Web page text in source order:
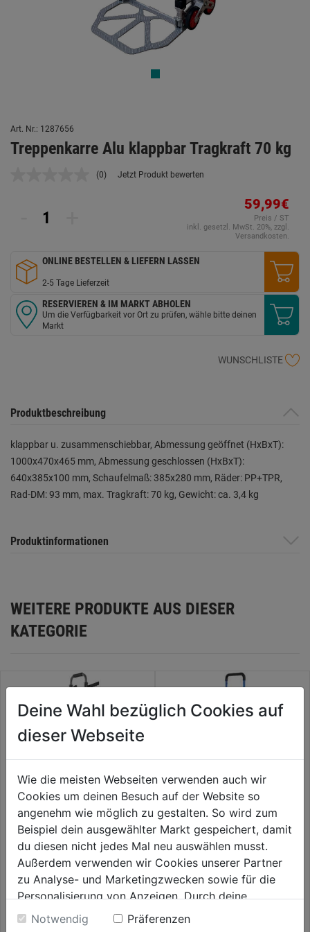
Art. Nr.: 1287656
Treppenkarre Alu klappbar Tragkraft 70 kg
Kein
(0) Jetzt Produkt bewerten
59,99€
Preis / ST
inkl. gesetzl. MwSt. 20%, zzgl.
Versandkosten.
ONLINE BESTELLEN & LIEFERN LASSEN
2-5 Tage Lieferzeit
RESERVIEREN & IM MARKT ABHOLEN
Um die Verfügbarkeit vor Ort zu prüfen, wähle bitte deinen
Markt
WUNSCHLISTE
Produktbeschreibung
klappbar u. zusammenschiebbar, Abmessung geöffnet (HxBxT):
1000x470x465 mm, Abmessung geschlossen (HxBxT):
640x385x100 mm, Schaufelmaß: 385x280 mm, Räder: PP+TPR,
Rad-DM: 93 mm, max. Tragkraft: 70 kg, Gewicht: ca. 3,4 kg
Produktinformationen
WEITERE PRODUKTE AUS DIESER
KATEGORIE
Transportkarre Alu klappbar
Tragkraft 150 kg
0.0
von66,99€
Sackkarre 2-in-1 Tragkraft 150
kg
0.0
von
69,99€
Deine Wahl bezüglich Cookies auf
dieser Webseite
Wie die meisten Webseiten verwenden auch wir
Cookies um deinen Besuch auf der Website so
angenehm wie möglich zu gestalten. So wird zum
Beispiel dein ausgewählter Markt gespeichert, damit
du diesen nicht jedes Mal neu auswählen musst.
Außerdem verwenden wir Cookies unserer Partner
zu Analyse- und Marketingzwecken sowie für die
Personalisierung von Anzeigen. Durch deine
Einwilligung werden die Daten von Drittanbieter,
unter anderem auch in den USA, verarbeitet.
Notwendig
Präferenzen